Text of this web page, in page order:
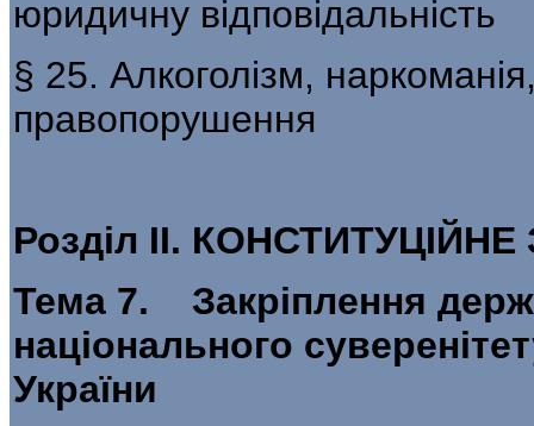
юридичну відповідальність
§ 25. Алкоголізм,
правопорушення
Розділ II.
Тема 7. Закріплення
національного
України